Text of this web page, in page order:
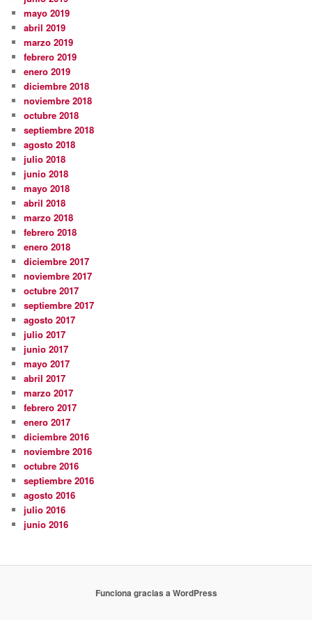
mayo 2019
abril 2019
marzo 2019
febrero 2019
enero 2019
diciembre 2018
noviembre 2018
octubre 2018
septiembre 2018
agosto 2018
julio 2018
junio 2018
mayo 2018
abril 2018
marzo 2018
febrero 2018
enero 2018
diciembre 2017
noviembre 2017
octubre 2017
septiembre 2017
agosto 2017
julio 2017
junio 2017
mayo 2017
abril 2017
marzo 2017
febrero 2017
enero 2017
diciembre 2016
noviembre 2016
octubre 2016
septiembre 2016
agosto 2016
julio 2016
junio 2016
Funciona gracias a WordPress